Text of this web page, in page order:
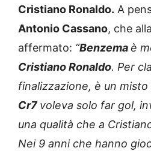
Cristiano Ronaldo. A
Antonio Cassano, che
affermato: “Benzemaè
Cristiano Ronaldo. Per
finalizzazione, è un misto
Cr7voleva solo far gol,
una qualità che a
Nei 9 anni che hanno